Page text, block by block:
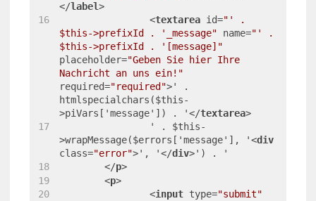
</label>
<textarea id="' .
$this->prefixId . '_message"
name="' .
$this->prefixId . '[message]"
placeholder="Geben Sie hier Ihre
Nachricht an uns ein!"
required="required">' .
htmlspecialchars($this-
>piVars['message']) . '</textarea>
>wrapMessage($errors['message'], '<div
class="error">', '</div>') . '
</p>
<p>
<input type="submit"